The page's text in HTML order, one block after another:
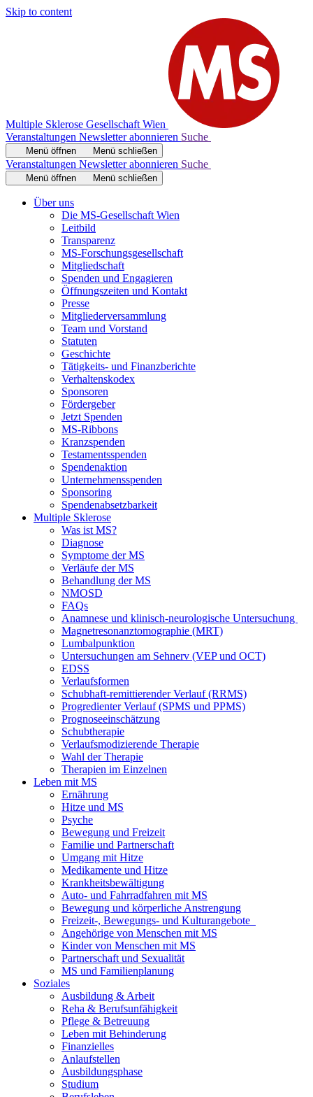
Skip to content
Multiple Sklerose Gesellschaft Wien
Veranstaltungen Newsletter abonnieren Suche
Menü öffnen Menü schließen
Veranstaltungen Newsletter abonnieren Suche
Menü öffnen Menü schließen
Über uns
Die MS-Gesellschaft Wien
Leitbild
Transparenz
MS-Forschungsgesellschaft
Mitgliedschaft
Spenden und Engagieren
Öffnungszeiten und Kontakt
Presse
Mitgliederversammlung
Team und Vorstand
Statuten
Geschichte
Tätigkeits- und Finanzberichte
Verhaltenskodex
Sponsoren
Fördergeber
Jetzt Spenden
MS-Ribbons
Kranzspenden
Testamentsspenden
Spendenaktion
Unternehmensspenden
Sponsoring
Spendenabsetzbarkeit
Multiple Sklerose
Was ist MS?
Diagnose
Symptome der MS
Verläufe der MS
Behandlung der MS
NMOSD
FAQs
Anamnese und klinisch-neurologische Untersuchung
Magnetresonanztomographie (MRT)
Lumbalpunktion
Untersuchungen am Sehnerv (VEP und OCT)
EDSS
Verlaufsformen
Schubhaft-remittierender Verlauf (RRMS)
Progredienter Verlauf (SPMS und PPMS)
Prognoseeinschätzung
Schubtherapie
Verlaufsmodizierende Therapie
Wahl der Therapie
Therapien im Einzelnen
Leben mit MS
Ernährung
Hitze und MS
Psyche
Bewegung und Freizeit
Familie und Partnerschaft
Umgang mit Hitze
Medikamente und Hitze
Krankheitsbewältigung
Auto- und Fahrradfahren mit MS
Bewegung und körperliche Anstrengung
Freizeit-, Bewegungs- und Kulturangebote
Angehörige von Menschen mit MS
Kinder von Menschen mit MS
Partnerschaft und Sexualität
MS und Familienplanung
Soziales
Ausbildung & Arbeit
Reha & Berufsunfähigkeit
Pflege & Betreuung
Leben mit Behinderung
Finanzielles
Anlaufstellen
Ausbildungsphase
Studium